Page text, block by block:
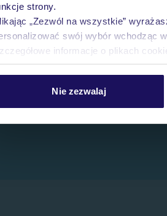
strony.
„Zezwól na wszystkie”
swój wybór wchodząc w
informacje o plikach
Nie zezwalaj